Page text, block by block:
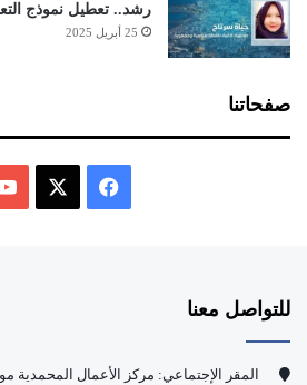
رشد.. تعطيل نموذج
25 أبريل 2025
صفحاتنا
و
للتواصل معنا
المقر الإجتماعي: مركز الأعمال المحمدية